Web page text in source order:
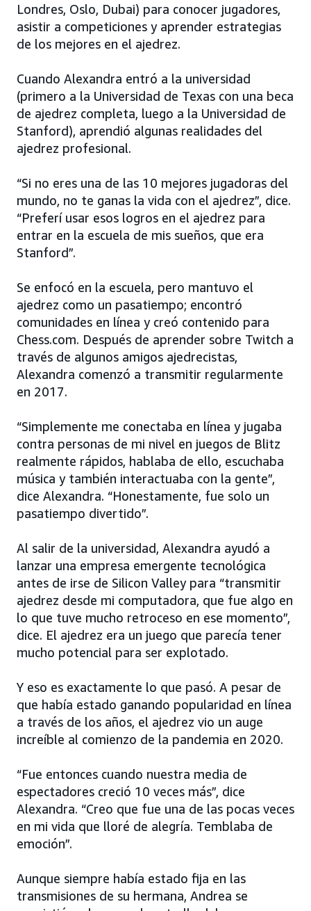
Londres, Oslo, Dubai) para conocer jugadores,
asistir a competiciones y aprender estrategias
de los mejores en el ajedrez.
Cuando Alexandra entró a la universidad
(primero a la Universidad de Texas con una beca
de ajedrez completa, luego a la Universidad de
Stanford), aprendió algunas realidades del
ajedrez profesional.
“Si no eres una de las 10 mejores jugadoras del
mundo, no te ganas la vida con el ajedrez”, dice.
“Preferí usar esos logros en el ajedrez para
entrar en la escuela de mis sueños, que era
Stanford”.
Se enfocó en la escuela, pero mantuvo el
ajedrez como un pasatiempo; encontró
comunidades en línea y creó contenido para
Chess.com. Después de aprender sobre Twitch a
través de algunos amigos ajedrecistas,
Alexandra comenzó a transmitir regularmente
en 2017.
“Simplemente me conectaba en línea y jugaba
contra personas de mi nivel en juegos de Blitz
realmente rápidos, hablaba de ello, escuchaba
música y también interactuaba con la gente”,
dice Alexandra. “Honestamente, fue solo un
pasatiempo divertido”.
Al salir de la universidad, Alexandra ayudó a
lanzar una empresa emergente tecnológica
antes de irse de Silicon Valley para “transmitir
ajedrez desde mi computadora, que fue algo en
lo que tuve mucho retroceso en ese momento”,
dice. El ajedrez era un juego que parecía tener
mucho potencial para ser explotado.
Y eso es exactamente lo que pasó. A pesar de
que había estado ganando popularidad en línea
a través de los años, el ajedrez vio un auge
increíble al comienzo de la pandemia en 2020.
“Fue entonces cuando nuestra media de
espectadores creció 10 veces más”, dice
Alexandra. “Creo que fue una de las pocas veces
en mi vida que lloré de alegría. Temblaba de
emoción”.
Aunque siempre había estado fija en las
transmisiones de su hermana, Andrea se